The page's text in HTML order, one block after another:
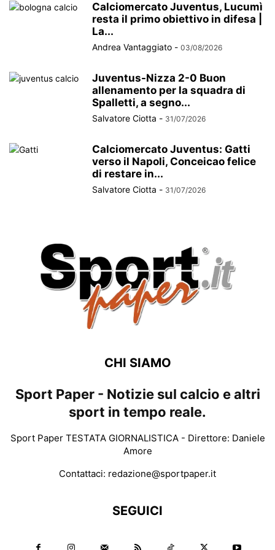
Calciomercato Juventus, Lucumì
resta il primo obiettivo in difesa |
La...
Andrea Vantaggiato - 03/08/2026
Juventus-Nizza 2-0 Buon
allenamento per la squadra di
Spalletti, a segno...
Salvatore Ciotta - 31/07/2026
Calciomercato Juventus: Gatti
verso il Napoli, Conceicao felice
di restare in...
Salvatore Ciotta - 31/07/2026
CHI SIAMO
Sport Paper - Notizie sul calcio e altri
sport in tempo reale.
Sport Paper TESTATA GIORNALISTICA - Direttore: Daniele
Amore
Contattaci: redazione@sportpaper.it
SEGUICI